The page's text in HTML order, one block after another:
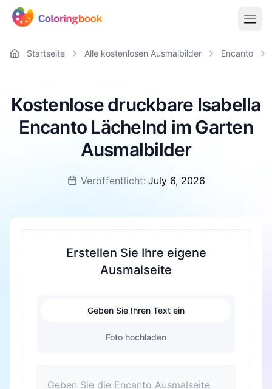
Startseite Alle kostenlosen Ausmalbilder Encanto
Kostenlose druckbare Isabella
Encanto Lächelnd im Garten
Ausmalbilder
Veröffentlicht: July 6, 2026
Erstellen Sie Ihre eigene
Ausmalseite
Geben Sie Ihren Text ein
Foto hochladen